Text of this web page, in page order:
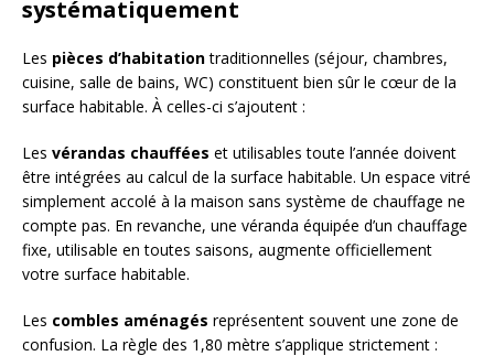
systématiquement
Les pièces d’habitationtraditionnelles (séjour, chambres,
cuisine, salle de bains, WC) constituent bien sûr le cœur de la
surface habitable. À celles-ci s’ajoutent :
Les vérandas chauffées et utilisables toute l’année doivent
être intégrées au calcul de la surface habitable. Un espace vitré
simplement accolé à la maison sans système de chauffage ne
compte pas. En revanche, une véranda équipée d’un chauffage
fixe, utilisable en toutes saisons, augmente officiellement
votre surface habitable.
Les combles aménagés représentent souvent une zone de
confusion. La règle des 1,80 mètre s’applique strictement :